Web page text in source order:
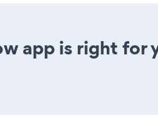
app is right for